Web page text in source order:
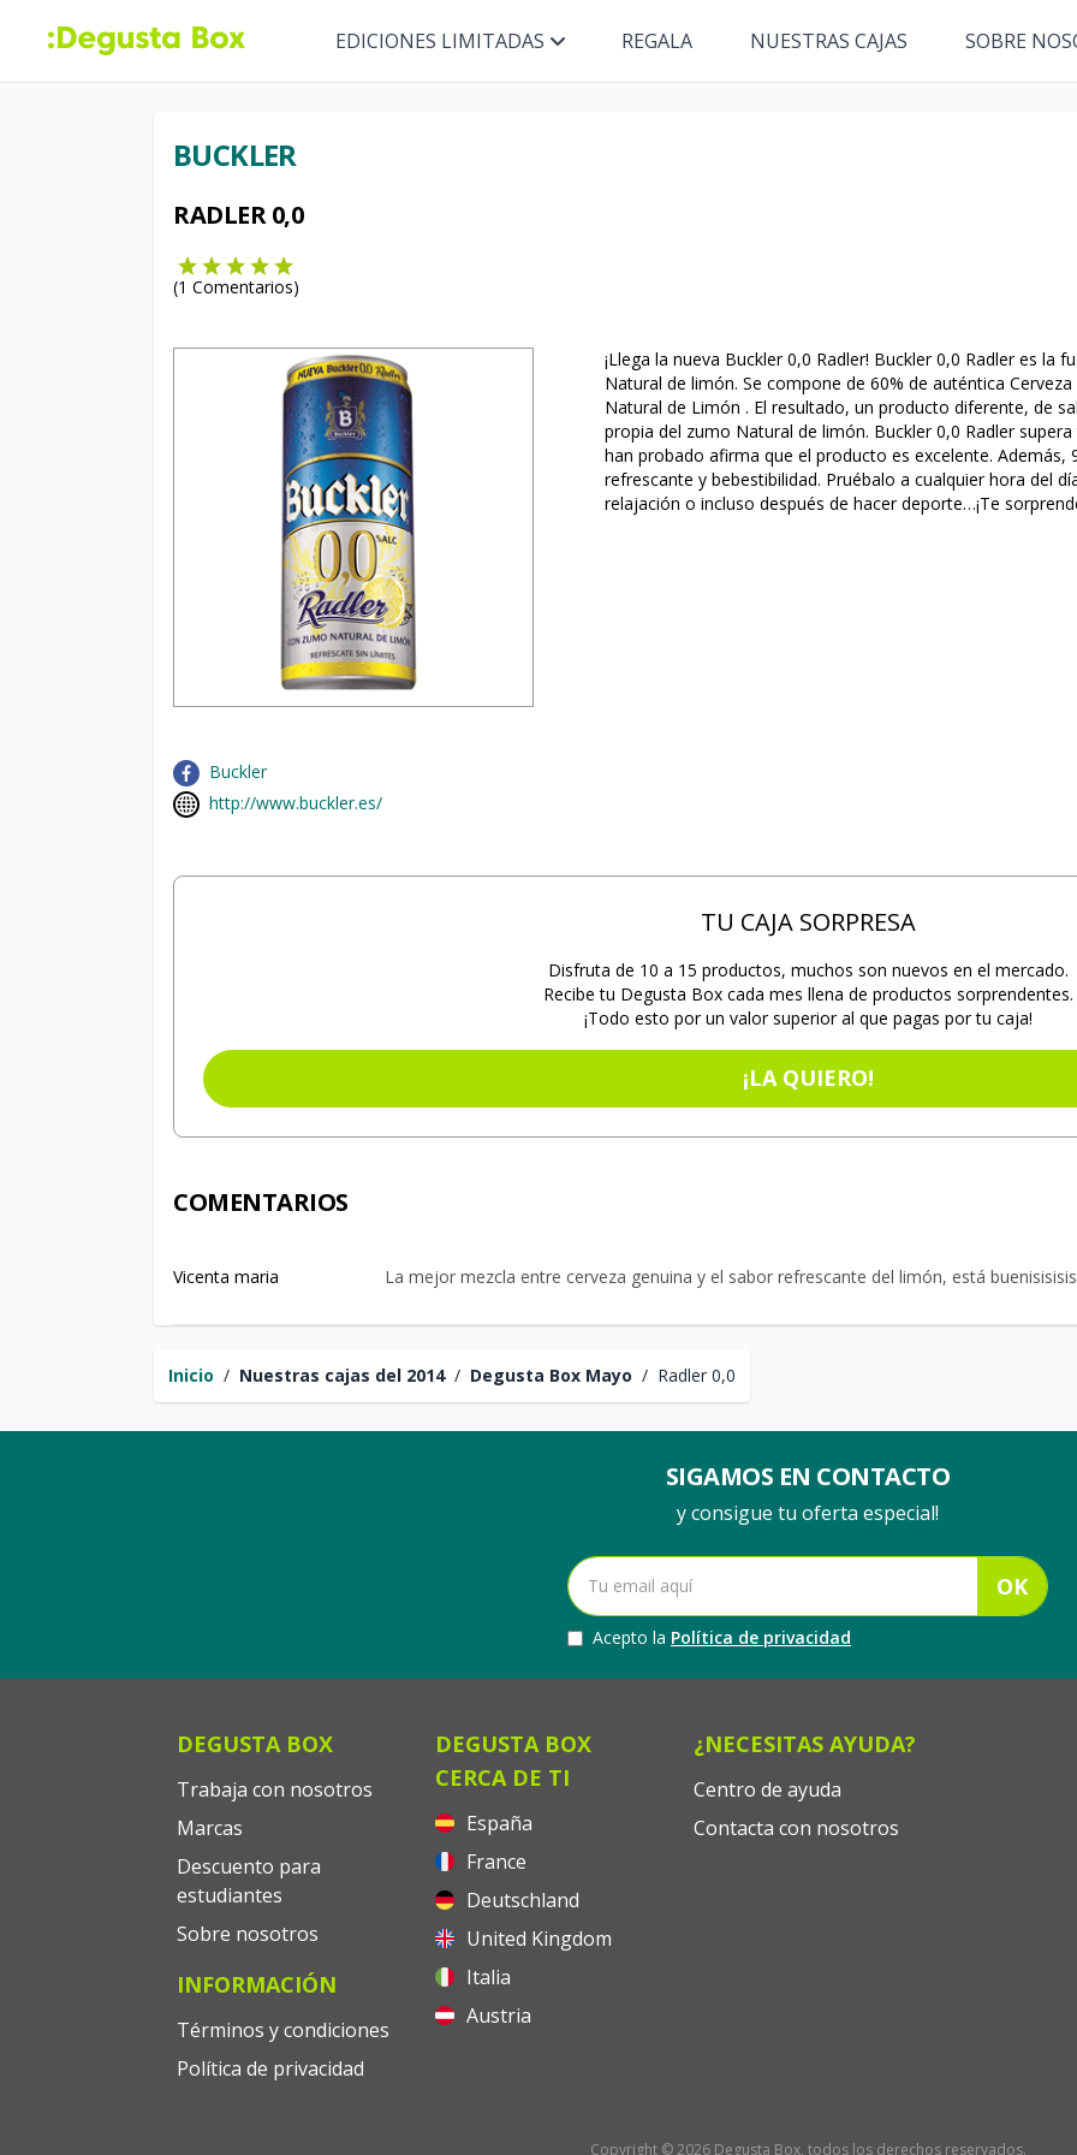
EDICIONES LIMITADAS REGALA NUESTRAS CAJAS SOBRE
Inicio / Nuestras cajas del 2014 / Degusta Box Mayo / Radler 0,0
BUCKLER
RADLER 0,0
(1 Comentarios)
¡Llega la nueva Buckler 0,0 Radler! Buckler 0,0 Radler es la
Natural de limón. Se compone de 60% de auténtica
Natural de Limón . El resultado, un producto diferente, de
propia del zumo Natural de limón. Buckler 0,0 Radler
han probado afirma que el producto es excelente. Además,
refrescante y bebestibilidad. Pruébalo a cualquier hora del
relajación o incluso después de hacer deporte…¡Te
Buckler
http://www.buckler.es/
TU CAJA SORPRESA
Disfruta de 10 a 15 productos, muchos son nuevos en el mercado.
Recibe tu Degusta Box cada mes llena de productos sorprendentes.
¡Todo esto por un valor superior al que pagas por tu caja!
¡LA QUIERO!
COMENTARIOS
Vicenta maria La mejor mezcla entre cerveza genuina y el sabor refrescante del limón, está
SIGAMOS EN CONTACTO
y consigue tu oferta especial!
OK
Acepto la Política de privacidad
DEGUSTA BOX
Trabaja con nosotros
Marcas
Descuento para
estudiantes
Sobre nosotros
INFORMACIÓN
Términos y condiciones
Política de privacidad
DEGUSTA BOX
CERCA DE TI
España
France
Deutschland
United Kingdom
Italia
Austria
¿NECESITAS AYUDA?
Centro de ayuda
Contacta con nosotros
Copyright © 2026 Degusta Box, todos los derechos reservados.